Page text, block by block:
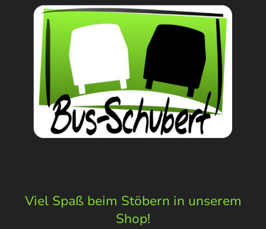
Viel Spaß beim Stöbern in unserem
Shop!